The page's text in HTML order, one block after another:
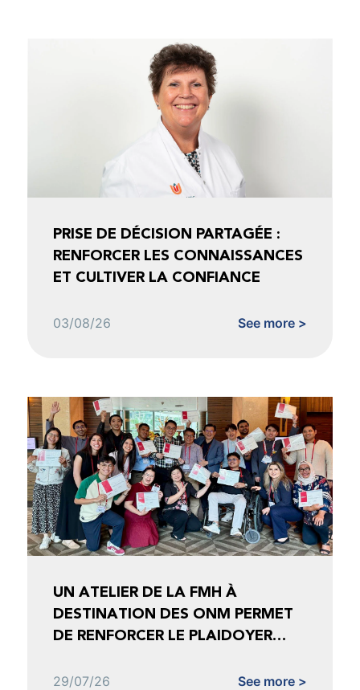
PRISE DE DÉCISION PARTAGÉE :
RENFORCER LES CONNAISSANCES
ET CULTIVER LA CONFIANCE
03/08/26 See more >
UN ATELIER DE LA FMH À
DESTINATION DES ONM PERMET
DE RENFORCER LE PLAIDOYER
29/07/26 See more >